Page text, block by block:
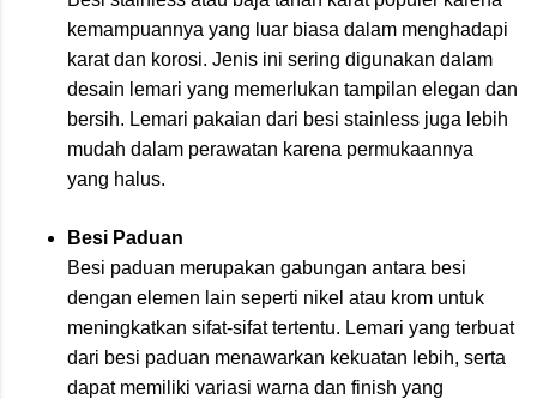
kemampuannya yang luar biasa dalam menghadapi
karat dan korosi. Jenis ini sering digunakan dalam
desain lemari yang memerlukan tampilan elegan dan
bersih. Lemari pakaian dari besi stainless juga lebih
mudah dalam perawatan karena permukaannya
yang halus.
Besi Paduan
Besi paduan merupakan gabungan antara besi
dengan elemen lain seperti nikel atau krom untuk
meningkatkan sifat-sifat tertentu. Lemari yang terbuat
dari besi paduan menawarkan kekuatan lebih, serta
dapat memiliki variasi warna dan finish yang